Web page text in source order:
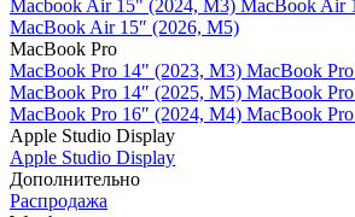
Macbook Air 15" (2024, M3) MacBook Air
MacBook Air 15″ (2026, M5)
MacBook Pro
MacBook Pro 14" (2023, M3) MacBook
MacBook Pro 14″ (2025, M5) MacBook
MacBook Pro 16″ (2024, M4) MacBook
Apple Studio Display
Apple Studio Display
Дополнительно
Распродажа